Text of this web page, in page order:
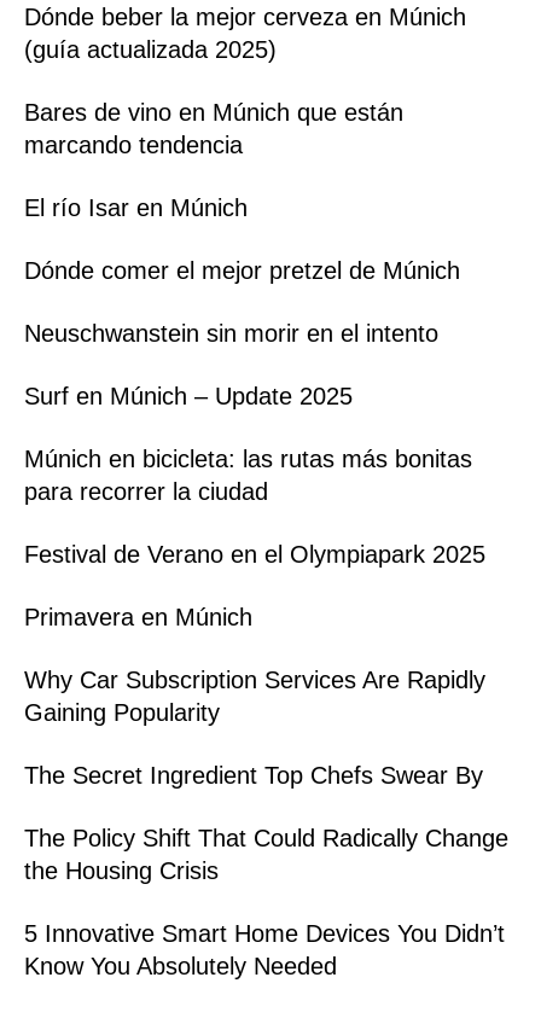
Dónde beber la mejor cerveza en Múnich
(guía actualizada 2025)
Bares de vino en Múnich que están
marcando tendencia
El río Isar en Múnich
Dónde comer el mejor pretzel de Múnich
Neuschwanstein sin morir en el intento
Surf en Múnich – Update 2025
Múnich en bicicleta: las rutas más bonitas
para recorrer la ciudad
Festival de Verano en el Olympiapark 2025
Primavera en Múnich
Why Car Subscription Services Are Rapidly
Gaining Popularity
The Secret Ingredient Top Chefs Swear By
The Policy Shift That Could Radically Change
the Housing Crisis
5 Innovative Smart Home Devices You Didn’t
Know You Absolutely Needed